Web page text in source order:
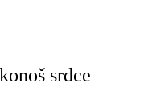
srdce